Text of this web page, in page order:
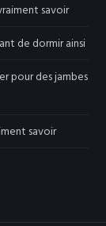
savoir
de dormir ainsi
pour des jambes
savoir